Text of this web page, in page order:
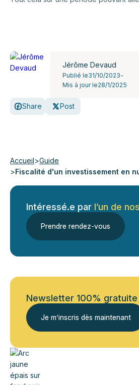
Jérôme Devaud
Publié le31/10/2023-
Mis à jour le28/1/2025
Share Post
Accueil>Guide
>Fiscalité d'un investissement en
Intéressé.e par l’un de
Prendre rendez-vous
Newsletter 100% gratuite
Je m’inscris dès maintenant